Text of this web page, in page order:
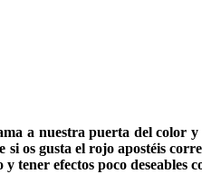
a nuestra puerta del color
si os gusta el rojo apostéis
y tener efectos poco deseables